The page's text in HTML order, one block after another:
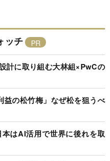
ッチ
計に取り組む大林組×PwCの
益の松竹梅」なぜ松を狙うべ
本はAI活用で世界に後れを取